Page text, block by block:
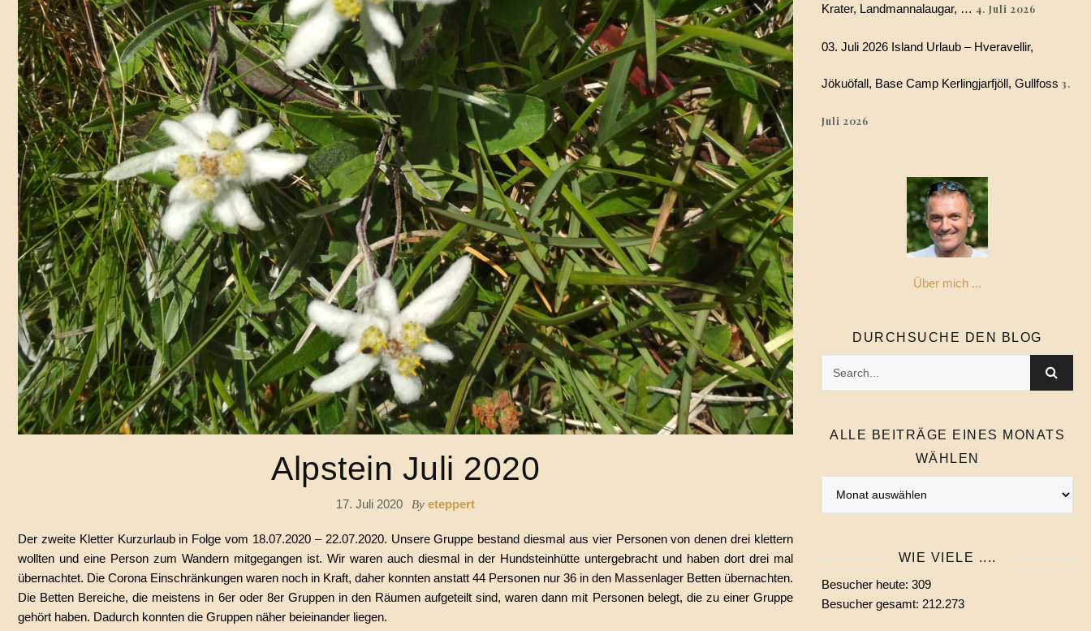
Alpstein Juli 2020
17. Juli 2020 By eteppert
Der zweite Kletter Kurzurlaub in Folge vom 18.07.2020 – 22.07.2020. Unsere Gruppe bestand diesmal aus vier Personen von denen drei klettern
wollten und eine Person zum Wandern mitgegangen ist. Wir waren auch diesmal in der Hundsteinhütte untergebracht und haben dort drei mal
übernachtet. Die Corona Einschränkungen waren noch in Kraft, daher konnten anstatt 44 Personen nur 36 in den Massenlager Betten übernachten.
Die Betten Bereiche, die meistens in 6er oder 8er Gruppen in den Räumen aufgeteilt sind, waren dann mit Personen belegt, die zu einer Gruppe
gehört haben. Dadurch konnten die Gruppen näher beieinander liegen.
Krater, Landmannalaugar, … 4. Juli 2026
03. Juli 2026 Island Urlaub – Hveravellir,
Jökuöfall, Base Camp Kerlingjarfjöll, Gullfoss 3.
Juli 2026
Über mich ...
DURCHSUCHE DEN BLOG
ALLE BEITRÄGE EINES MONATS
WÄHLEN
wählen
WIE VIELE ....
Besucher heute: 309
Besucher gesamt: 212.273